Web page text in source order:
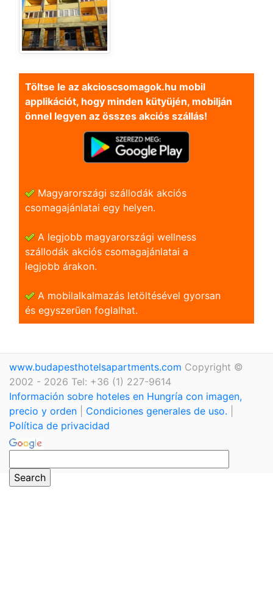
Töltse le az akcioscsomagok.hu mobil
applikációt, hogy minden kütyüjén, mobilján
önnel legyen az összes akciós szállás!
Magyarországi szállodák akciós
csomagajánlatai egy helyen.
A legjobb magyarországi wellness
szállodák akciós csomagajánlatai a
legjobb árakon.
A mobilalkalmazás letöltésével gyorsan
és egyszerũen foglalhat.
www.budapesthotelsapartments.com Copyright ©
2002 - 2026 Tel: +36 (1) 227-9614
Información sobre hoteles en Hungría con imagen,
precio y orden
Condiciones generales de uso.
Política de privacidad